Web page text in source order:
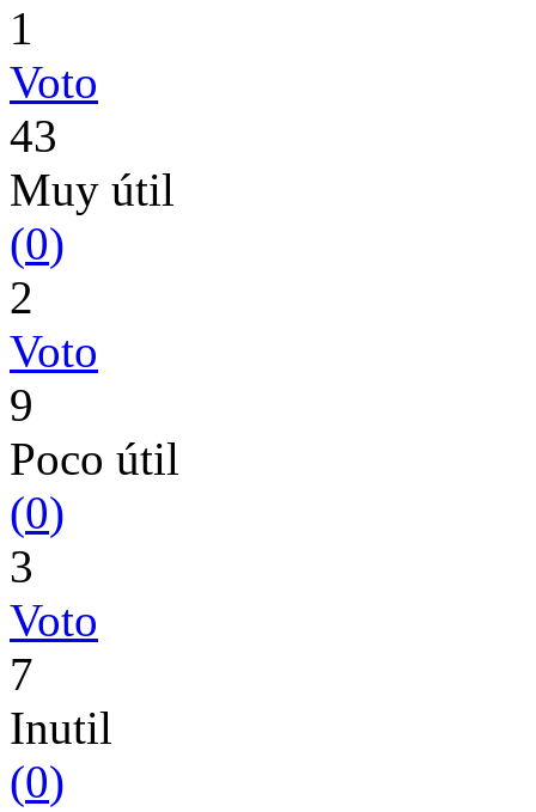
1
Voto
43
Muy útil
(0)
2
Voto
9
Poco útil
(0)
3
Voto
7
Inutil
(0)